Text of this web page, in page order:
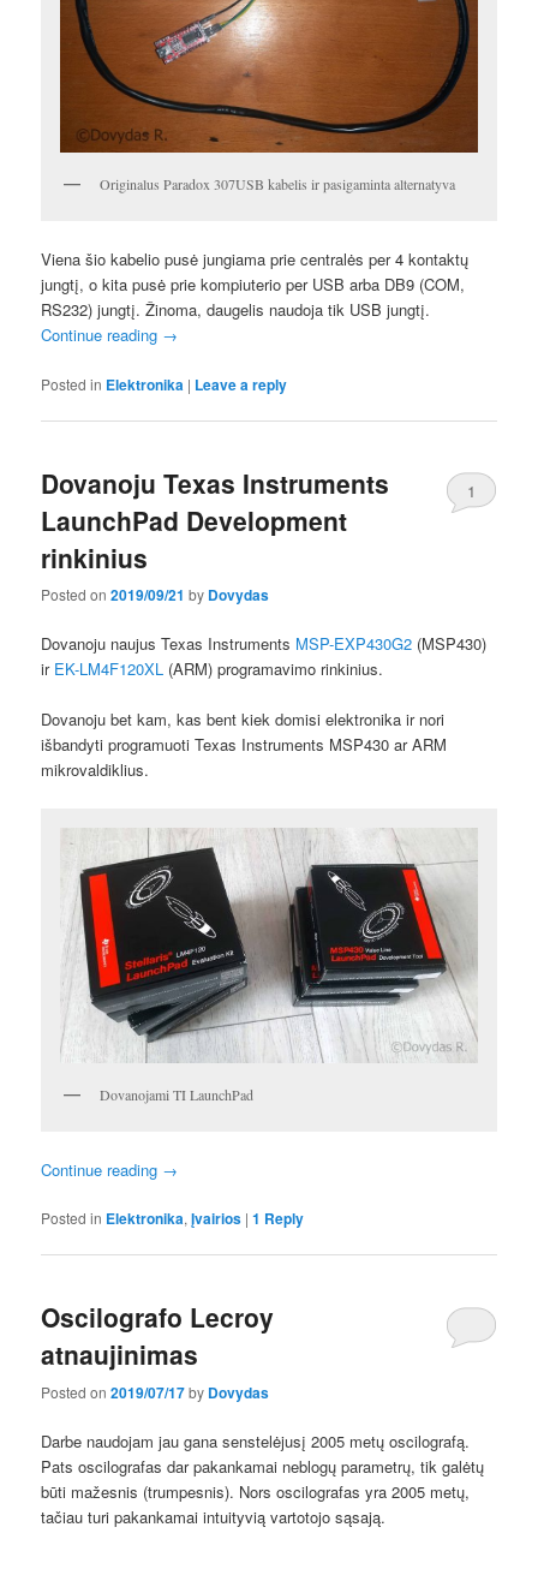
Originalus Paradox 307USB kabelis ir pasigaminta alternatyva
Viena šio kabelio pusė jungiama prie centralės per 4 kontaktų
jungtį, o kita pusė prie kompiuterio per USB arba DB9 (COM,
RS232) jungtį. Žinoma, daugelis naudoja tik USB jungtį.
Continue reading →
Posted in Elektronika | Leave a reply
Dovanoju Texas Instruments
LaunchPad Development
rinkinius
Posted on2019/09/21 by Dovydas
1
Dovanoju naujus Texas Instruments MSP-EXP430G2 (MSP430)
ir EK-LM4F120XL (ARM) programavimo rinkinius.
Dovanoju bet kam, kas bent kiek domisi elektronika ir nori
išbandyti programuoti Texas Instruments MSP430 ar ARM
mikrovaldiklius.
Dovanojami TI LaunchPad
Continue reading →
Posted in Elektronika,Įvairios |1 Reply
Oscilografo Lecroy
atnaujinimas
Posted on2019/07/17by Dovydas
Darbe naudojam jau gana senstelėjusį 2005 metų oscilografą.
Pats oscilografas dar pakankamai neblogų parametrų, tik galėtų
būti mažesnis (trumpesnis). Nors oscilografas yra 2005 metų,
tačiau turi pakankamai intuityvią vartotojo sąsają.